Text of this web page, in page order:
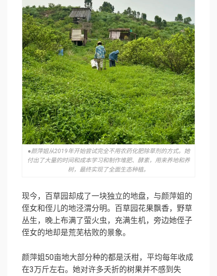
●颜萍姐从2019年开始尝试完全不用农药化肥除草剂的方式。她
付出了大量的时间和成本学习和制作堆肥、酵素，用来养地和养
树，最终实现了全面生态种植。
现今，百草园却成了一块独立的地盘，与颜萍姐的
侄女和侄儿的地泾渭分明。百草园花果飘香，野草
丛生，晚上布满了萤火虫，充满生机，旁边她侄子
侄女的地却是荒芜枯败的景象。
颜萍姐50亩地大部分种的都是沃柑，平均每年收成
在3万斤左右。她对许多夭折的树果并不感到失